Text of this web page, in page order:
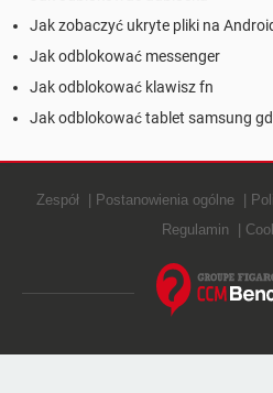
Jak zobaczyć ukryte pliki na
Jak odblokować messenger
Jak odblokować klawisz fn
Jak odblokować tablet samsung
Zespół Postanowienia ogólne
Regulamin